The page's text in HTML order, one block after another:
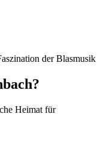
der Blasmusik
?
Heimat für